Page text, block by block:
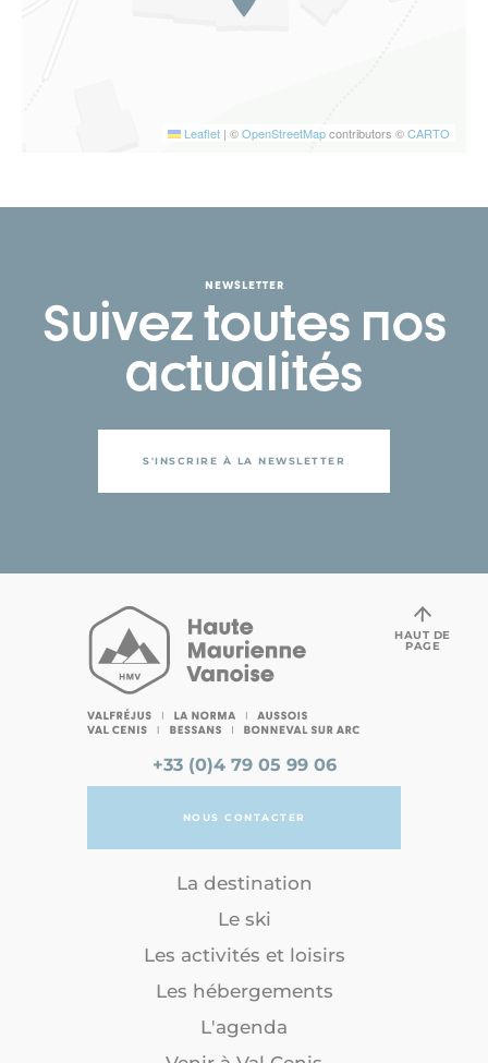
Leaflet | ©OpenStreetMapcontributors ©CARTO
NEWSLETTER
Suivez toutes nos
actualités
S'INSCRIRE À LA NEWSLETTER
+33 (0)4 79 05 99 06
NOUS CONTACTER
La destination
Le ski
Les activités et loisirs
Les hébergements
L'agenda
HAUT DE
PAGE